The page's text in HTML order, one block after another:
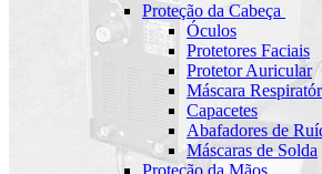
Proteção da Cabeça
Óculos
Protetores Faciais
Protetor Auricular
Máscara
Capacetes
Abafadores de
Máscaras de Solda